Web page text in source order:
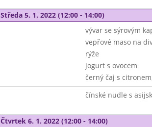
Středa 5. 1. 2022 (12:00 - 14:00)
vývar se sýrovým
vepřové maso na
rýže
jogurt s ovocem
černý čaj s
čínské nudle s
Čtvrtek 6. 1. 2022 (12:00 - 14:00)